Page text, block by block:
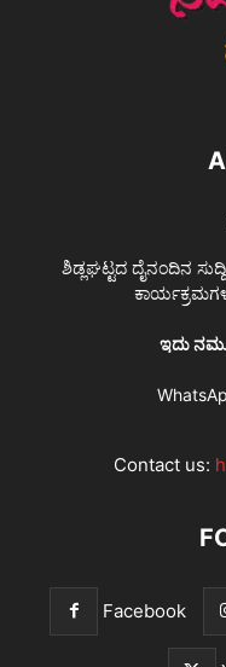
ಶಿಡ್ಲಘಟ್ಟದ ದೈನಂದಿನ
ಇದು
Contact us:
Facebook